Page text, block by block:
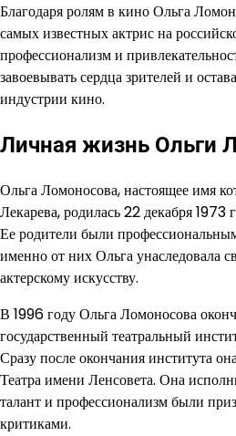
Благодаря ролям в кино Ольга
самых известных актрис на
профессионализм и
завоевывать сердца зрителей и
индустрии кино.
Личная жизнь Ольги
Ольга Ломоносова, настоящее имя
Лекарева, родилась 22 декабря 1973
Ее родители были
именно от них Ольга унаследовала
актерскому искусству.
В 1996 году Ольга Ломоносова
государственный театральный
Сразу после окончания института
Театра имени Ленсовета. Она
талант и профессионализм были
критиками.